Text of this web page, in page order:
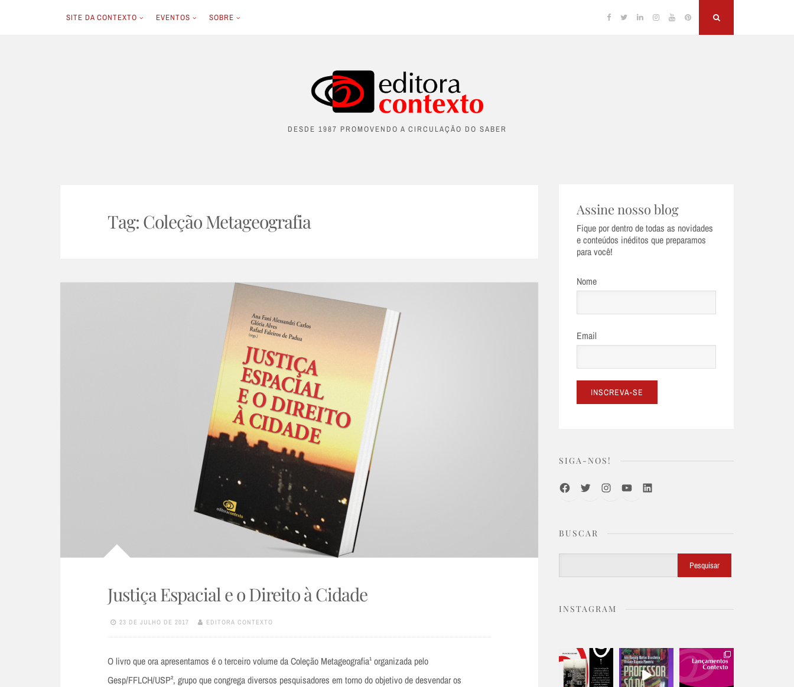
SITE DA CONTEXTO EVENTOS SOBRE Facebook
TwitterLinkedinInstagram
YouTubePinterest
DESDE 1987 PROMOVENDO A CIRCULAÇÃO DO SABER
Tag: Coleção Metageografia
Justiça Espacial e o Direito à Cidade
23 DE JULHO DE 2017 EDITORA CONTEXTO
O livro que ora apresentamos é o terceiro volume da Coleção Metageografia¹ organizada pelo
Gesp/FFLCH/USP², grupo que congrega diversos pesquisadores em torno do objetivo de desvendar os
Assine nosso blog
Fique por dentro de todas as novidades
e conteúdos inéditos que preparamos
para você!
Nome
Email
SIGA-NOS!
FacebookTwitterInstagramYoutubeLinkedIn
BUSCAR
Pesquisar
INSTAGRAM